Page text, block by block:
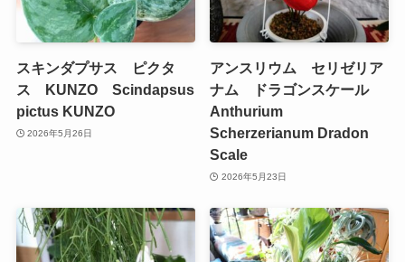
スキンダプサス ピクタ
ス KUNZO Scindapsus
pictus KUNZO
2026年5月26日
アンスリウム セリゼリア
ナム ドラゴンスケール
Anthurium
Scherzerianum Dradon
Scale
2026年5月23日